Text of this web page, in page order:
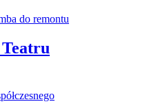
Teatru